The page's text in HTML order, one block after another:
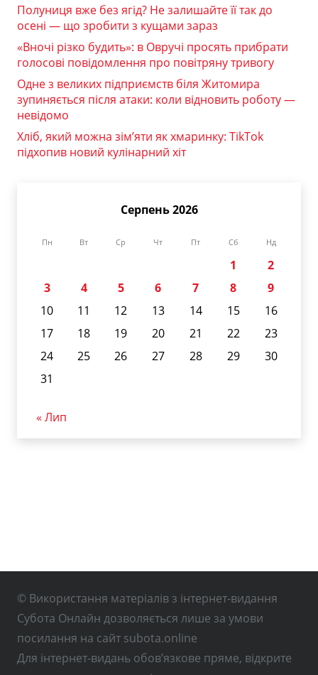
Полуниця вже без ягід? Не залишайте її так до
осені — що зробити з кущами зараз
«Вночі різко будить»: в Овручі просять прибрати
голосові повідомлення про повітряну тривогу
Одне з великих підприємств біля Житомира
зупиняється після атаки: коли відновить роботу —
невідомо
Хліб, який можна зім’яти як хмаринку: TikTok
підхопив новий кулінарний хіт
Серпень 2026
Пн Вт Ср Чт Пт Сб Нд
1
2
3
4 5 6 7 8
9
10
11 12 13 14 15
16
17
18 19 20 21 22
23
24
25 26 27 28 29
30
31
« Лип
© Використання матеріалів з інтернет-видання
Субота Онлайн дозволяється лише за умови
посилання на сайт subota.online
Для інтернет-видань обов’язкове пряме, відкрите